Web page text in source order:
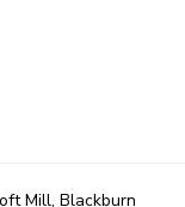
Mill, Blackburn